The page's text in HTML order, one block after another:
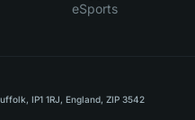
eSports
IP1 1RJ, England, ZIP 3542